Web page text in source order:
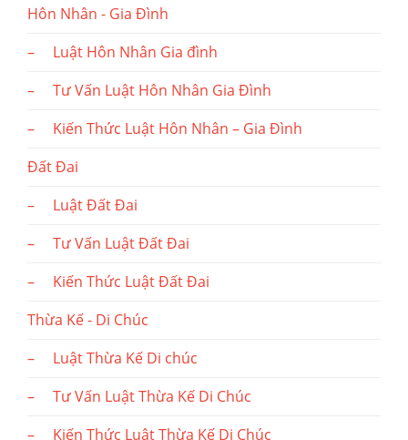
Hôn Nhân - Gia Đình
– Luật Hôn Nhân Gia đình
– Tư Vấn Luật Hôn Nhân Gia Đình
– Kiến Thức Luật Hôn Nhân – Gia Đình
Đất Đai
– Luật Đất Đai
– Tư Vấn Luật Đất Đai
– Kiến Thức Luật Đất Đai
Thừa Kế - Di Chúc
– Luật Thừa Kế Di chúc
– Tư Vấn Luật Thừa Kế Di Chúc
– Kiến Thức Luật Thừa Kế Di Chúc